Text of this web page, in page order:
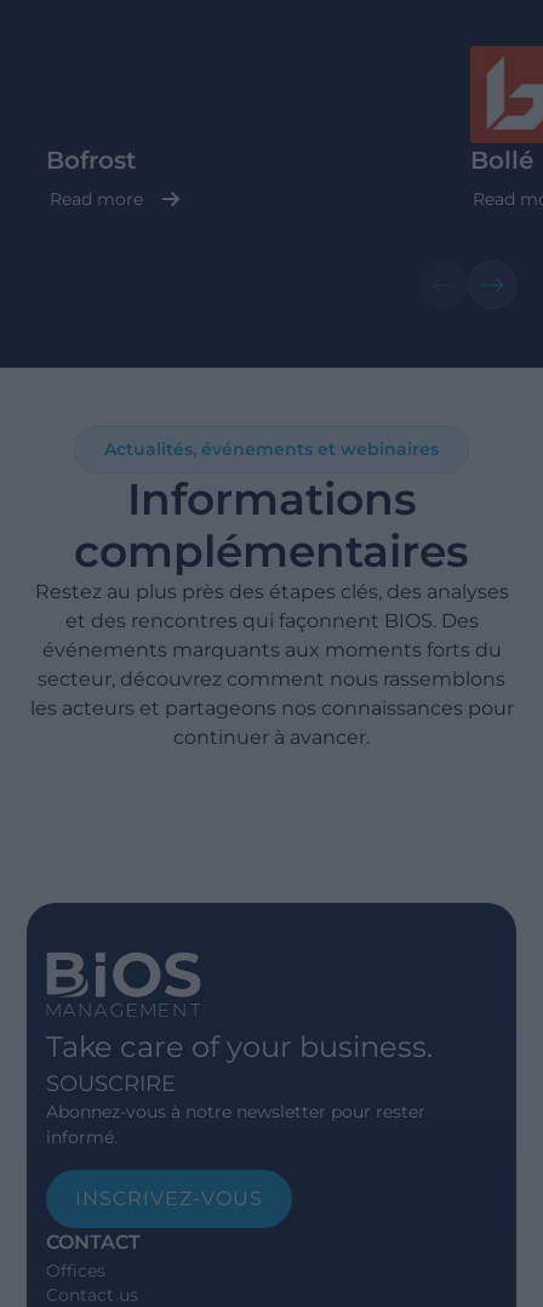
Bofrost
Read more
Bollé
Read
Actualités, événements et webinaires
Informations
complémentaires
Restez au plus près des étapes clés, des analyses
et des rencontres qui façonnent BIOS. Des
événements marquants aux moments forts du
secteur, découvrez comment nous rassemblons
les acteurs et partageons nos connaissances pour
continuer à avancer.
Take care of your business.
SOUSCRIRE
Abonnez-vous à notre newsletter pour rester
informé.
INSCRIVEZ-VOUS
CONTACT
Offices
Contact us